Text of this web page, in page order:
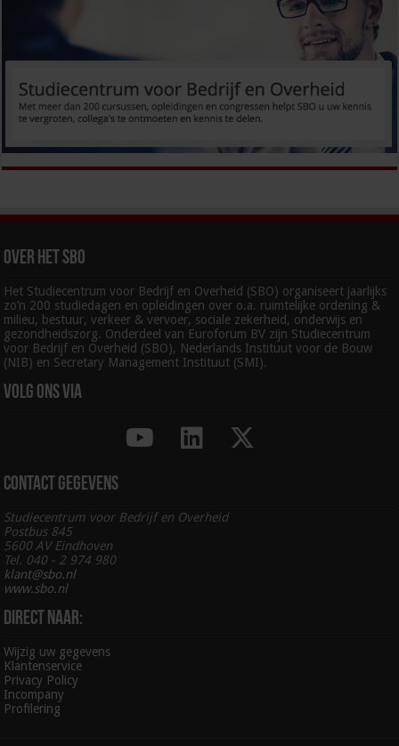
Over het SBO
Het Studiecentrum voor Bedrijf en Overheid (SBO) organiseert jaarlijks
zo’n 200 studiedagen en opleidingen over o.a. ruimtelijke ordening &
milieu, bestuur, verkeer & vervoer, sociale zekerheid, onderwijs en
gezondheidszorg. Onderdeel van Euroforum BV zijn Studiecentrum
voor Bedrijf en Overheid (SBO), Nederlands Instituut voor de Bouw
(NIB) en Secretary Management Instituut (SMI).
Volg ons via
Contact gegevens
Studiecentrum voor Bedrijf en Overheid
Postbus 845
5600 AV Eindhoven
Tel. 040 - 2 974 980
klant@sbo.nl
www.sbo.nl
Direct naar:
Wijzig uw gegevens
Klantenservice
Privacy Policy
Incompany
Profilering